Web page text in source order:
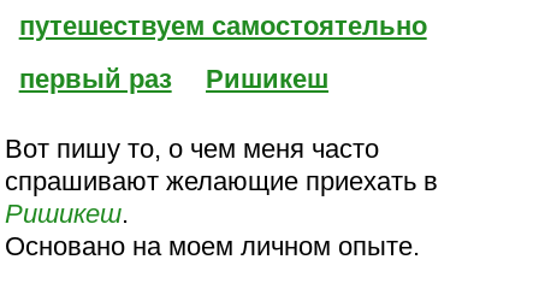
путешествуем самостоятельно
первый раз
Ришикеш
Вот пишу то, о чем меня часто
спрашивают желающие приехать в
Ришикеш.
Основано на моем личном опыте.